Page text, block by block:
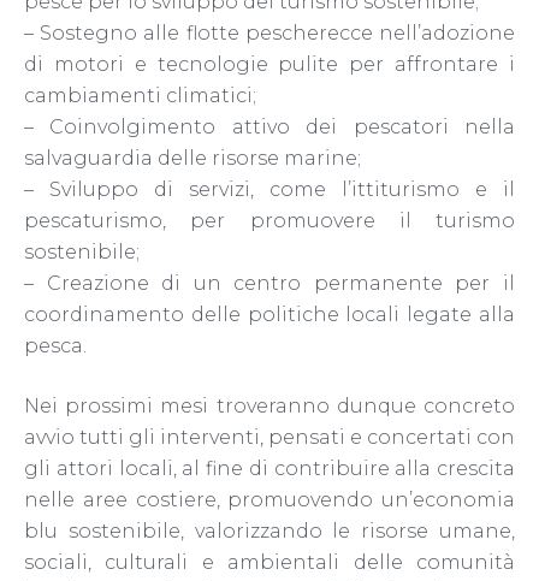
– Sostegno alle flotte pescherecce nell’adozione
di motori e tecnologie pulite per affrontare i
cambiamenti climatici;
– Coinvolgimento attivo dei pescatori nella
salvaguardia delle risorse marine;
– Sviluppo di servizi, come l’ittiturismo e il
pescaturismo, per promuovere il turismo
sostenibile;
– Creazione di un centro permanente per il
coordinamento delle politiche locali legate alla
pesca.
Nei prossimi mesi troveranno dunque concreto
avvio tutti gli interventi, pensati e concertati con
gli attori locali, al fine di contribuire alla crescita
nelle aree costiere, promuovendo un’economia
blu sostenibile, valorizzando le risorse umane,
sociali, culturali e ambientali delle comunità